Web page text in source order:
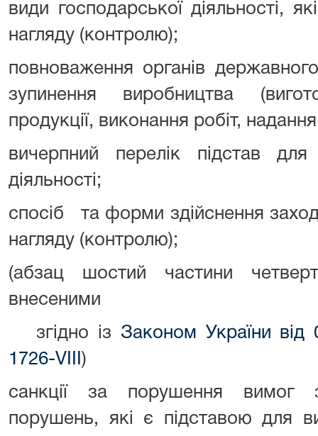
види господарської діяльності,
нагляду (контролю);
повноваження органів
зупинення виробництва
продукції, виконання робіт,
вичерпний перелік підстав для
діяльності;
спосіб та форми здійснення
нагляду (контролю);
(абзац шостий частини
внесеними
згідно із Законом України
1726-VIII )
санкції за порушення вимог
порушень, які є підставою для